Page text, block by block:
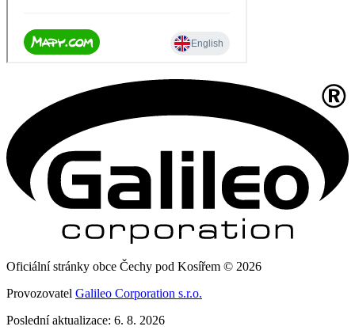
Oficiální stránky obce Čechy pod Kosířem © 2026
Provozovatel Galileo Corporation s.r.o.
Poslední aktualizace: 6. 8. 2026